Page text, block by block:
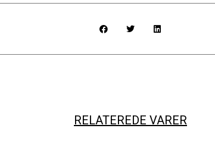
RELATEREDE VARER